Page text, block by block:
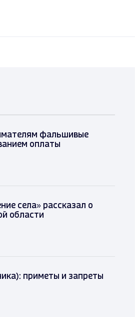
фальшивые
оплаты
села» рассказал о
области
приметы и запреты